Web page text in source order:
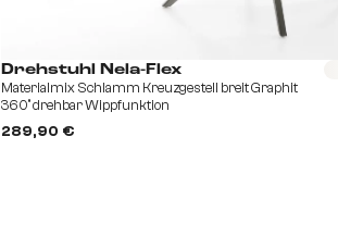
Drehstuhl Nela-Flex
Materialmix Schlamm Kreuzgestell breit Graphit
360° drehbar Wippfunktion
289,90 €